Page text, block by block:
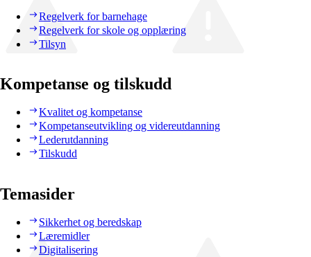
Regelverk for barnehage
Regelverk for skole og opplæring
Tilsyn
Kompetanse og tilskudd
Kvalitet og kompetanse
Kompetanseutvikling og videreutdanning
Lederutdanning
Tilskudd
Temasider
Sikkerhet og beredskap
Læremidler
Digitalisering